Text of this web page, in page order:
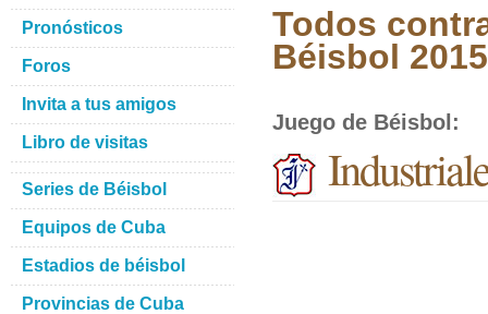
Todos
Béisbol
Juego de Béisbol :
Pronósticos
Foros
Invita a tus amigos
Libro de visitas
Series de Béisbol
Equipos de Cuba
Estadios de béisbol
Provincias de Cuba